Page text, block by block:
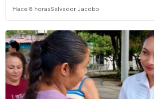
Hace 8 horasSalvador Jacobo